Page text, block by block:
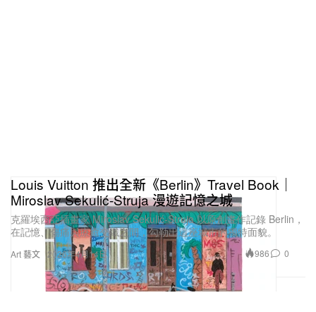
Art 藝文
Louis Vuitton 推出全新《Berlin》Travel Book｜
Miroslav Sekulić-Struja 漫遊記憶之城
克羅埃西亞插畫家 Miroslav Sekulić-Struja 以原創畫作記錄 Berlin，
在記憶、傷痛與療癒交織之間，勾勒出這座城市的獨特面貌。
2026年4月14日 986 0